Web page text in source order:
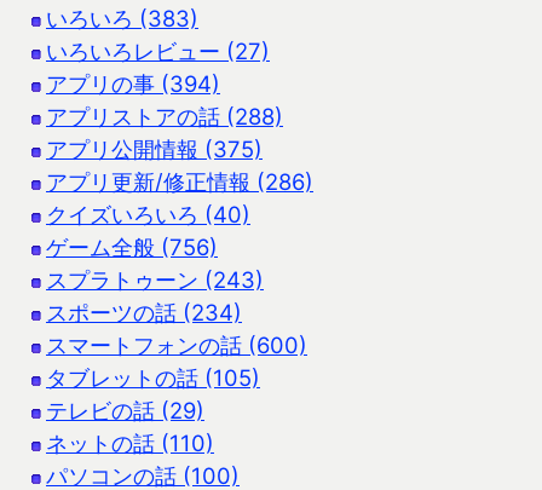
いろいろ (383)
いろいろレビュー (27)
アプリの事 (394)
アプリストアの話 (288)
アプリ公開情報 (375)
アプリ更新/修正情報 (286)
クイズいろいろ (40)
ゲーム全般 (756)
スプラトゥーン (243)
スポーツの話 (234)
スマートフォンの話 (600)
タブレットの話 (105)
テレビの話 (29)
ネットの話 (110)
パソコンの話 (100)